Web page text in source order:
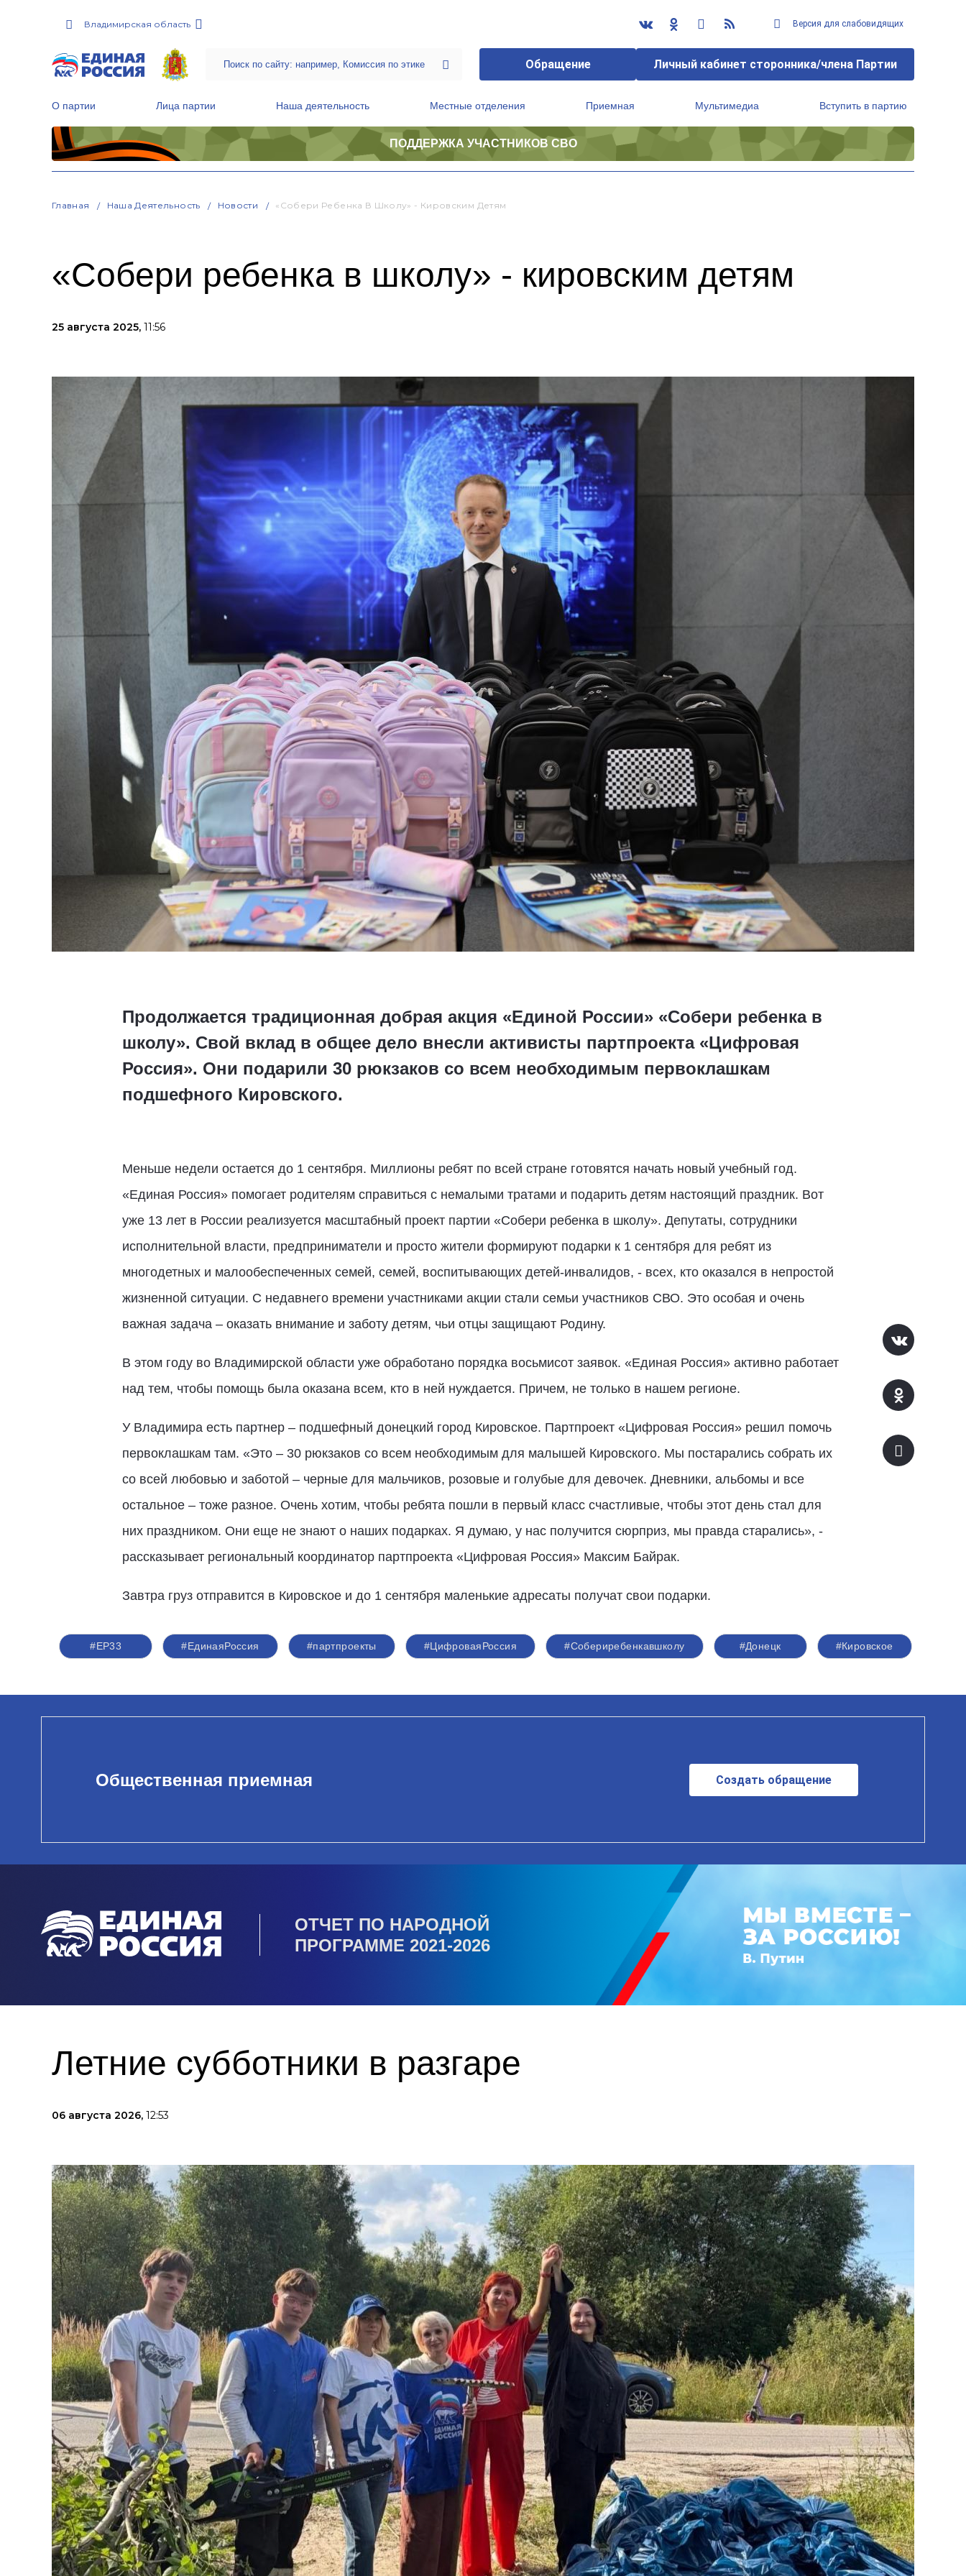
Владимирская область Версия для слабовидящих
Обращение Личный кабинет сторонника/члена Партии
О партии Лица партии Наша деятельность Местные отделения Приемная Мультимедиа Вступить в партию
ПОДДЕРЖКА УЧАСТНИКОВ СВО
Главная Наша Деятельность Новости «Собери Ребенка В Школу» - Кировским Детям
«Собери ребенка в школу» - кировским детям
25 августа 2025, 11:56
Продолжается традиционная добрая акция «Единой России» «Собери ребенка в
школу». Свой вклад в общее дело внесли активисты партпроекта «Цифровая
Россия». Они подарили 30 рюкзаков со всем необходимым первоклашкам
подшефного Кировского.
Меньше недели остается до 1 сентября. Миллионы ребят по всей стране готовятся начать новый учебный год.
«Единая Россия» помогает родителям справиться с немалыми тратами и подарить детям настоящий праздник. Вот
уже 13 лет в России реализуется масштабный проект партии «Собери ребенка в школу». Депутаты, сотрудники
исполнительной власти, предприниматели и просто жители формируют подарки к 1 сентября для ребят из
многодетных и малообеспеченных семей, семей, воспитывающих детей-инвалидов, - всех, кто оказался в непростой
жизненной ситуации. С недавнего времени участниками акции стали семьи участников СВО. Это особая и очень
важная задача – оказать внимание и заботу детям, чьи отцы защищают Родину.
В этом году во Владимирской области уже обработано порядка восьмисот заявок. «Единая Россия» активно работает
над тем, чтобы помощь была оказана всем, кто в ней нуждается. Причем, не только в нашем регионе.
У Владимира есть партнер – подшефный донецкий город Кировское. Партпроект «Цифровая Россия» решил помочь
первоклашкам там. «Это – 30 рюкзаков со всем необходимым для малышей Кировского. Мы постарались собрать их
со всей любовью и заботой – черные для мальчиков, розовые и голубые для девочек. Дневники, альбомы и все
остальное – тоже разное. Очень хотим, чтобы ребята пошли в первый класс счастливые, чтобы этот день стал для
них праздником. Они еще не знают о наших подарках. Я думаю, у нас получится сюрприз, мы правда старались», -
рассказывает региональный координатор партпроекта «Цифровая Россия» Максим Байрак.
Завтра груз отправится в Кировское и до 1 сентября маленькие адресаты получат свои подарки.
#ЕР33 #‎ЕдинаяРоссия #партпроекты #ЦифроваяРоссия #Собериребенкавшколу #Донецк #Кировское
Общественная приемная Создать обращение
ОТЧЕТ ПО НАРОДНОЙ
ПРОГРАММЕ 2021-2026
Летние субботники в разгаре
06 августа 2026, 12:53